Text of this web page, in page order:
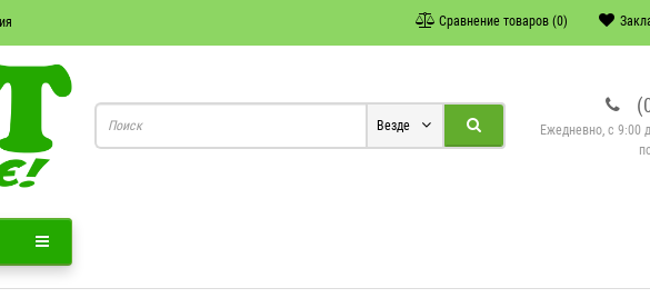
Сравнение товаров (0)
Ежедневно, с 9:00
Везде